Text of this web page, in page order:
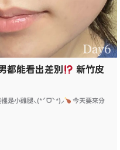
都能看出差別 新竹皮
裡是小雞腿⸜(*ˊᗜˋ*)⸝
今天要來分